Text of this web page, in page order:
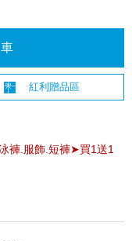
紅利贈品區
褲.服飾.短褲➤買1送1